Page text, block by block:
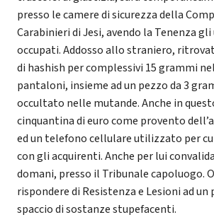
presso le camere di sicurezza della
Carabinieri di Jesi, avendo la Tenenza
occupati. Addosso allo straniero,
di hashish per complessivi 15 grammi
pantaloni, insieme ad un pezzo da 3
occultato nelle mutande. Anche in
cinquantina di euro come provento
ed un telefono cellulare utilizzato per
con gli acquirenti. Anche per lui
domani, presso il Tribunale capoluogo.
rispondere di Resistenza e Lesioni ad
spaccio di sostanze stupefacenti.